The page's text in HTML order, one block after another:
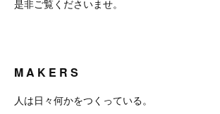
是非ご覧くださいませ。
M A K E R S
人は日々何かをつくっている。